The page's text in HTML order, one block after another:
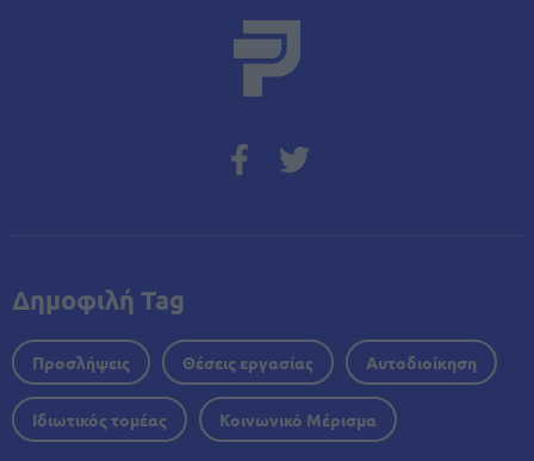
Δημοφιλή Tag
Προσλήψεις Θέσεις εργασίας Αυτοδιοίκηση
Ιδιωτικός τομέας Κοινωνικό Μέρισμα